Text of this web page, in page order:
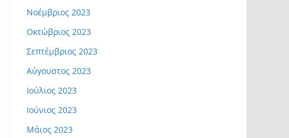
Νοέμβριος 2023
Οκτώβριος 2023
Σεπτέμβριος 2023
Αύγουστος 2023
Ιούλιος 2023
Ιούνιος 2023
Μάιος 2023